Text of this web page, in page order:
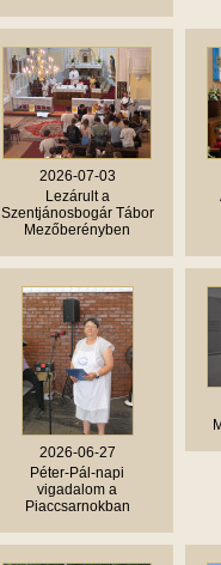
2026-07-03
Lezárult a
Szentjánosbogár Tábor
Mezőberényben
2026-06-27
Péter-Pál-napi
vigadalom a
Piaccsarnokban